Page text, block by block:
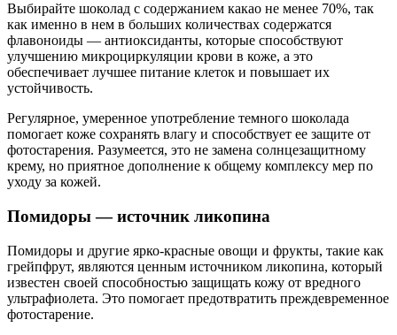
Выбирайте шоколад с содержанием какао не менее 70%, так
как именно в нем в больших количествах содержатся
флавоноиды — антиоксиданты, которые способствуют
улучшению микроциркуляции крови в коже, а это
обеспечивает лучшее питание клеток и повышает их
устойчивость.
Регулярное, умеренное употребление темного шоколада
помогает коже сохранять влагу и способствует ее защите от
фотостарения. Разумеется, это не замена солнцезащитному
крему, но приятное дополнение к общему комплексу мер по
уходу за кожей.
Помидоры — источник ликопина
Помидоры и другие ярко-красные овощи и фрукты, такие как
грейпфрут, являются ценным источником ликопина, который
известен своей способностью защищать кожу от вредного
ультрафиолета. Это помогает предотвратить преждевременное
фотостарение.